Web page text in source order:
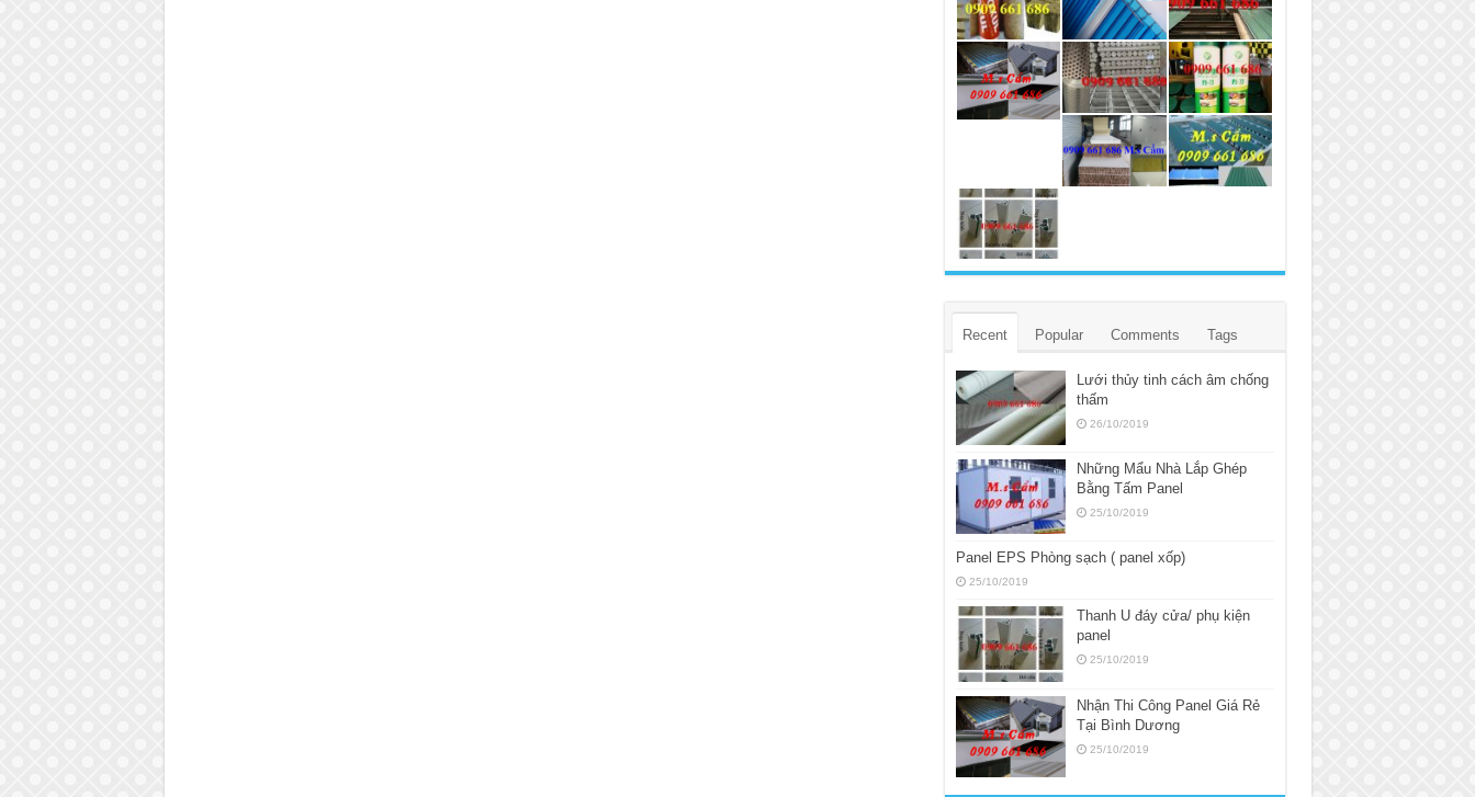
Recent Popular Comments Tags
Lưới thủy tinh cách âm chống
thấm
26/10/2019
Những Mẩu Nhà Lắp Ghép
Bằng Tấm Panel
25/10/2019
Panel EPS Phòng sạch ( panel xốp)
25/10/2019
Thanh U đáy cửa/ phụ kiện
panel
25/10/2019
Nhận Thi Công Panel Giá Rẻ
Tại Bình Dương
25/10/2019